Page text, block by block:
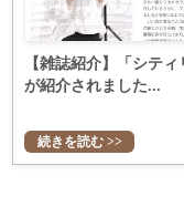
【雑誌紹介】「シテ
が紹介されました...
続きを読む >>